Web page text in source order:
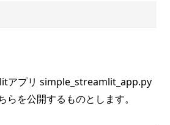
アプリ simple_streamlit_app.py
らを公開するものとします。